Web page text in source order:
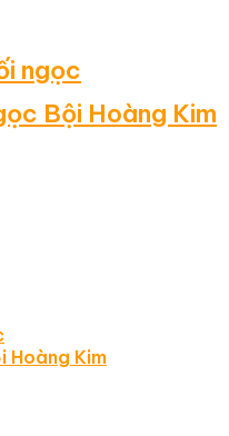
ngọc
Bội Hoàng Kim
Hoàng Kim